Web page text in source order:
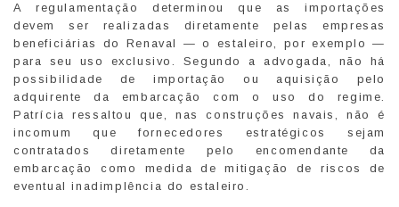
A regulamentação determinou que as importações
devem ser realizadas diretamente pelas empresas
beneficiárias do Renaval — o estaleiro, por exemplo —
para seu uso exclusivo. Segundo a advogada, não há
possibilidade de importação ou aquisição pelo
adquirente da embarcação com o uso do regime.
Patrícia ressaltou que, nas construções navais, não é
incomum que fornecedores estratégicos sejam
contratados diretamente pelo encomendante da
embarcação como medida de mitigação de riscos de
eventual inadimplência do estaleiro.